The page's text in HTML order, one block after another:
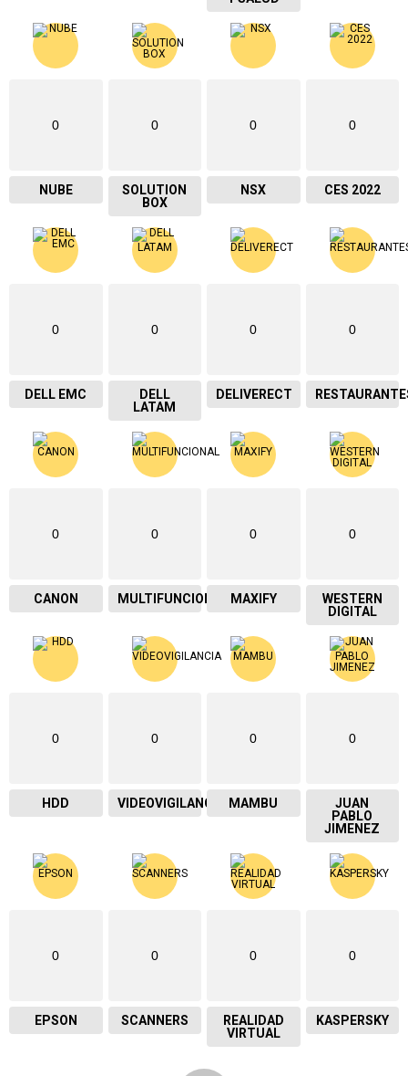
0
NUBE
0
SOLUTION
BOX
0
NSX
0
CES 2022
0
DELL EMC
0
DELL
LATAM
0
DELIVERECT
0
0
CANON
0
MULTIFUNCIONAL
0
MAXIFY
0
WESTERN
DIGITAL
0
HDD
0
VIDEOVIGILANCIA
0
MAMBU
0
JUAN
PABLO
JIMENEZ
0
EPSON
0
SCANNERS
0
REALIDAD
VIRTUAL
0
KASPERSKY